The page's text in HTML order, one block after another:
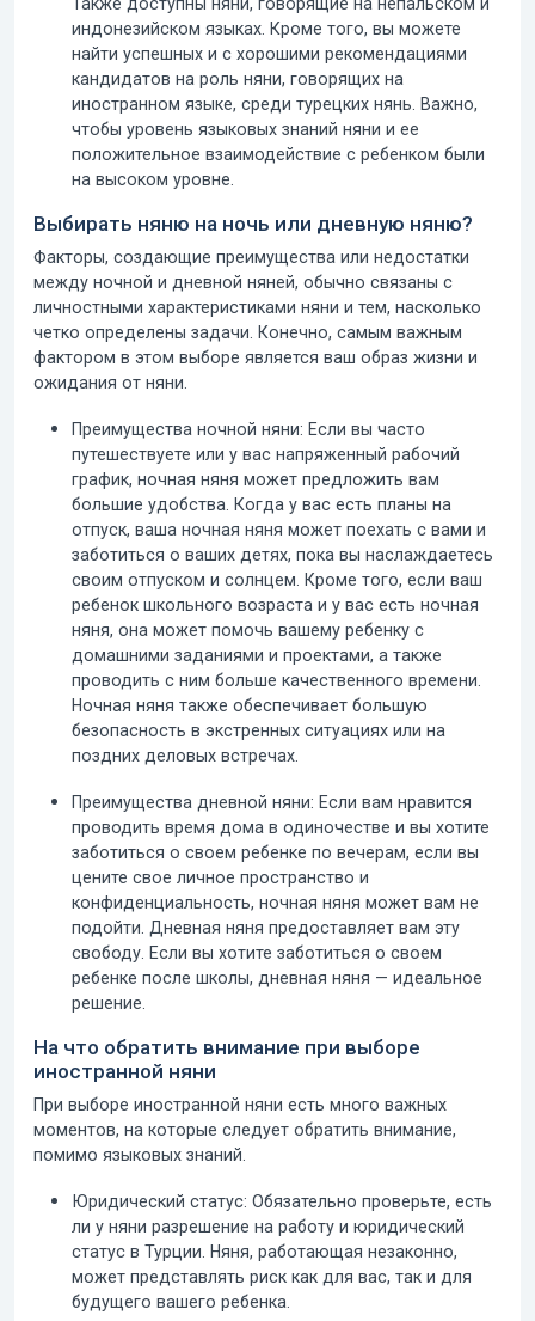
индонезийском языках . Кроме того, вы можете
найти успешных и с хорошими рекомендациями
кандидатов на роль няни, говорящих на
иностранном языке, среди турецких нянь. Важно,
чтобы уровень языковых знаний няни и ее
положительное взаимодействие с ребенком были
на высоком уровне.
Выбирать няню на ночь или дневную няню?
Факторы, создающие преимущества или недостатки
между ночной и дневной няней, обычно связаны с
личностными характеристиками няни и тем, насколько
четко определены задачи. Конечно, самым важным
фактором в этом выборе является ваш образ жизни и
ожидания от няни.
Преимущества ночной няни: Если вы часто
путешествуете или у вас напряженный рабочий
график, ночная няня может предложить вам
большие удобства. Когда у вас есть планы на
отпуск, ваша ночная няня может поехать с вами и
заботиться о ваших детях, пока вы наслаждаетесь
своим отпуском и солнцем. Кроме того, если ваш
ребенок школьного возраста и у вас есть ночная
няня, она может помочь вашему ребенку с
домашними заданиями и проектами, а также
проводить с ним больше качественного времени.
Ночная няня также обеспечивает большую
безопасность в экстренных ситуациях или на
поздних деловых встречах.
Преимущества дневной няни: Если вам нравится
проводить время дома в одиночестве и вы хотите
заботиться о своем ребенке по вечерам, если вы
цените свое личное пространство и
конфиденциальность, ночная няня может вам не
подойти. Дневная няня предоставляет вам эту
свободу. Если вы хотите заботиться о своем
ребенке после школы, дневная няня — идеальное
решение.
На что обратить внимание при выборе
иностранной няни
При выборе иностранной няни есть много важных
моментов, на которые следует обратить внимание,
помимо языковых знаний.
Юридический статус: Обязательно проверьте, есть
ли у няни разрешение на работу и юридический
статус в Турции. Няня, работающая незаконно,
может представлять риск как для вас, так и для
будущего вашего ребенка.